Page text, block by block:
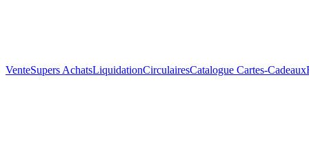
VenteSupers AchatsLiquidationCirculairesCatalogue Cartes-Cadeaux